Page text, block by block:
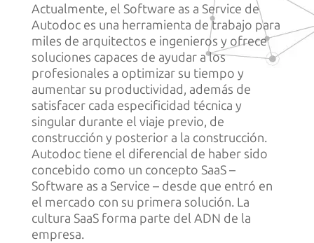
Actualmente, el Software as a Service de
Autodoc es una herramienta de trabajo para
miles de arquitectos e ingenieros y ofrece
soluciones capaces de ayudar a los
profesionales a optimizar su tiempo y
aumentar su productividad, además de
satisfacer cada especificidad técnica y
singular durante el viaje previo, de
construcción y posterior a la construcción.
Autodoc tiene el diferencial de haber sido
concebido como un concepto SaaS –
Software as a Service – desde que entró en
el mercado con su primera solución. La
cultura SaaS forma parte del ADN de la
empresa.